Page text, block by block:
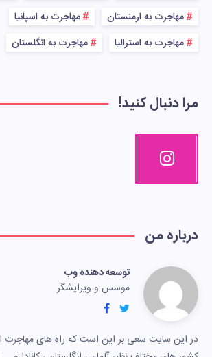
مهاجرت به ارمنستان
مهاجرت به اسپانیا
مهاجرت به استرالیا
مهاجرت به انگلستان
مرا دنبال کنید!
درباره من
توسعه دهنده وب
موسس و ویرایشگر
در این سایت سعی بر این است که راه های مهاجرت